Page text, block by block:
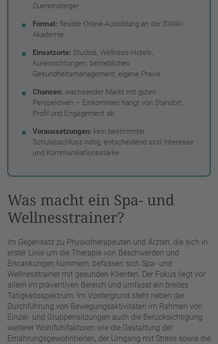
Quereinsteiger
Format: flexible Online-Ausbildung an der SWAV-
Akademie
Einsatzorte: Studios, Wellness-Hotels,
Kureinrichtungen, betriebliches
Gesundheitsmanagement, eigene Praxis
Chancen: wachsender Markt mit guten
Perspektiven – Einkommen hängt von Standort,
Profil und Engagement ab
Voraussetzungen: kein bestimmter
Schulabschluss nötig, entscheidend sind Interesse
und Kommunikationsstärke
Was macht ein Spa- und
Wellnesstrainer?
Im Gegensatz zu Physiotherapeuten und Ärzten, die sich in
erster Linie um die Therapie von Beschwerden und
Erkrankungen kümmern, befassen sich Spa- und
Wellnesstrainer mit gesunden Klienten. Der Fokus liegt vor
allem im präventiven Bereich und umfasst ein breites
Tätigkeitsspektrum. Im Vordergrund steht neben der
Durchführung von Bewegungsaktivitäten im Rahmen von
Einzel- und Gruppensitzungen auch die Berücksichtigung
weiterer Wohlfühlfaktoren wie die Gestaltung der
Ernährungsgewohnheiten, der Umgang mit Stress sowie die